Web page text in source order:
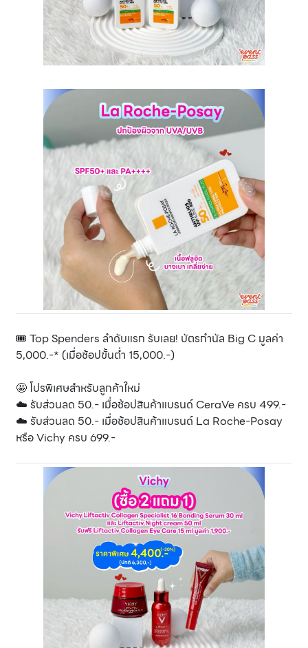
🎟️ Top Spenders ลำดับแรก รับเลย! บัตรกำนัล Big C มูลค่า
5,000.-* (เมื่อช้อปขั้นต่ำ 15,000.-)
🤩 โปรพิเศษสำหรับลูกค้าใหม่
☁️ รับส่วนลด 50.- เมื่อช้อปสินค้าแบรนด์ CeraVe ครบ 499.-
☁️ รับส่วนลด 50.- เมื่อช้อปสินค้าแบรนด์ La Roche-Posay
หรือ Vichy ครบ 699.-